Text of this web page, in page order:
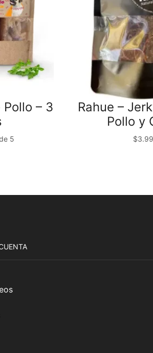
– 3
5
Rahue –
Pollo y
$